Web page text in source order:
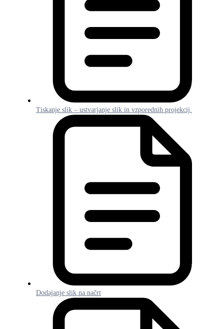
Tiskanje slik – ustvarjanje slik in vzporednih projekcij.
Dodajanje slik na načrt